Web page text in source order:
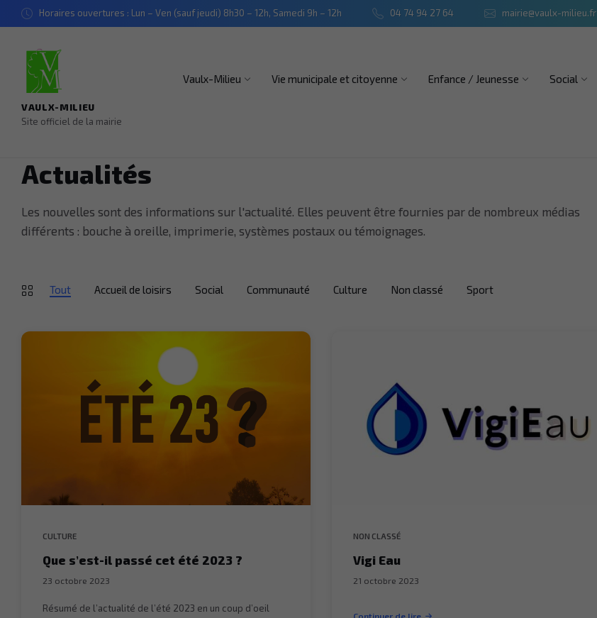
contenu
menu
pied
Horaires ouvertures : Lun – Ven (sauf jeudi) 8h30 – 12h, Samedi 9h – 12h 04 74 94 27 64 mairie@vaulx-milieu.fr
VAULX-MILIEU
Site officiel de la mairie
Vaulx-Milieu Vie municipale et citoyenne Enfance / Jeunesse Social
Actualités
Les nouvelles sont des informations sur l'actualité. Elles peuvent être fournies par de nombreux médias
différents : bouche à oreille, imprimerie, systèmes postaux ou témoignages.
Tout Accueil de loisirs Social Communauté Culture Non classé Sport
CULTURE
Que s’est-il passé cet été 2023 ?
23 octobre 2023
Résumé de l’actualité de l’été 2023 en un coup d’oeil
NON CLASSÉ
Vigi Eau
21 octobre 2023
Continuer de lire